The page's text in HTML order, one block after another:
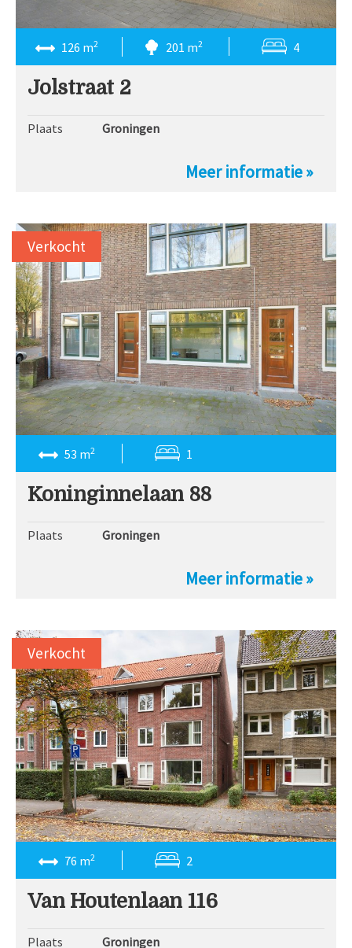
126 m2 201 m2 4
Jolstraat 2
Plaats Groningen
Meer informatie »
53 m2 1
Koninginnelaan 88
Plaats Groningen
Meer informatie »
Verkocht
76 m2 2
Van Houtenlaan 116
Plaats Groningen
Verkocht